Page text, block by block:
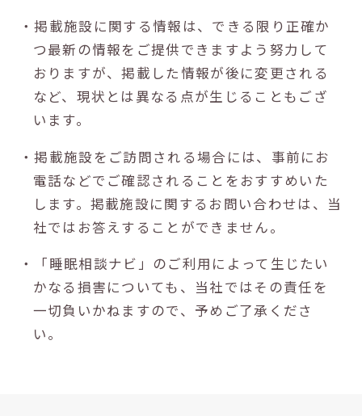
・掲載施設に関する情報は、できる限り正確か
つ最新の情報をご提供できますよう努力して
おりますが、掲載した情報が後に変更される
など、現状とは異なる点が生じることもござ
います。
・掲載施設をご訪問される場合には、事前にお
電話などでご確認されることをおすすめいた
します。掲載施設に関するお問い合わせは、当
社ではお答えすることができません。
・「睡眠相談ナビ」のご利用によって生じたい
かなる損害についても、当社ではその責任を
一切負いかねますので、予めご了承くださ
い。